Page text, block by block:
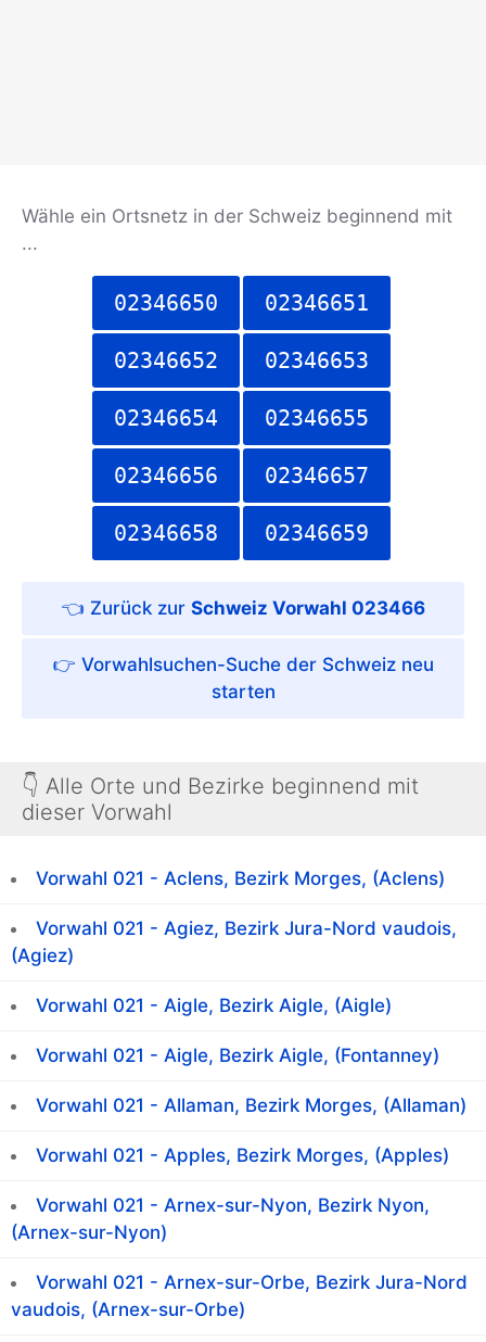
Wähle ein Ortsnetz in der Schweiz beginnend mit
...
02346650 02346651
02346652 02346653
02346654 02346655
02346656 02346657
02346658 02346659
Schweiz Vorwahl 023466
Vorwahlsuchen-Suche der Schweiz
👇 Alle Orte und Bezirke beginnend mit
dieser Vorwahl
Vorwahl 021 - Aclens, Bezirk Morges, (Aclens)
Vorwahl 021 - Agiez, Bezirk Jura-Nord vaudois,
(Agiez)
Vorwahl 021 - Aigle, Bezirk Aigle, (Aigle)
Vorwahl 021 - Aigle, Bezirk Aigle, (Fontanney)
Vorwahl 021 - Allaman, Bezirk Morges, (Allaman)
Vorwahl 021 - Apples, Bezirk Morges, (Apples)
Vorwahl 021 - Arnex-sur-Nyon, Bezirk Nyon,
(Arnex-sur-Nyon)
Vorwahl 021 - Arnex-sur-Orbe, Bezirk Jura-Nord
vaudois, (Arnex-sur-Orbe)